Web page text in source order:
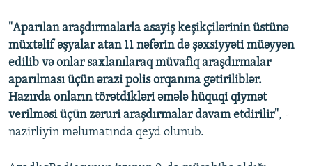
"Aparılan araşdırmalarla asayiş keşikçilərinin üstünə
müxtəlif əşyalar atan 11 nəfərin də şəxsiyyəti müəyyən
edilib və onlar saxlanılaraq müvafiq araşdırmalar
aparılması üçün ərazi polis orqanına gətiriliblər.
Hazırda onların törətdikləri əmələ hüquqi qiymət
verilməsi üçün zəruri araşdırmalar davam etdirilir", -
nazirliyin məlumatında qeyd olunub.